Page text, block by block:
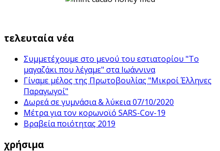
τελευταία νέα
Συμμετέχουμε στο μενού του εστιατορίου "Το
μαγαζάκι που λέγαμε" στα Ιωάννινα
Γίναμε μέλος της Πρωτοβουλίας "Μικροί Έλληνες
Παραγωγοί"
Δωρεά σε γυμνάσια & λύκεια 07/10/2020
Μέτρα για τον κορωνοϊό SARS-Cov-19
Βραβεία ποιότητας 2019
χρήσιμα